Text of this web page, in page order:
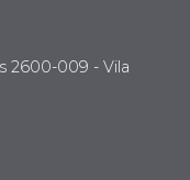
2600-009 - Vila